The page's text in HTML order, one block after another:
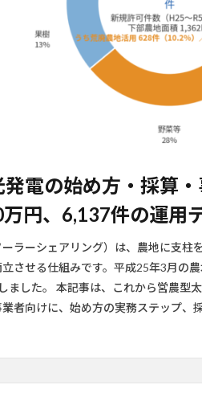
発電の始め方・採算
円、6,137件の運用
ラーシェアリング）は、農地に支柱
させる仕組みです。平成25年3月の
ました。 本記事は、これから営農型
者向けに、始め方の実務ステップ、